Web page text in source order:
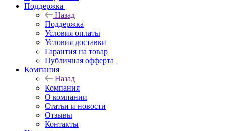
Поддержка
Назад
Поддержка
Условия оплаты
Условия доставки
Гарантия на товар
Публичная офферта
Компания
Назад
Компания
О компании
Статьи и новости
Отзывы
Контакты